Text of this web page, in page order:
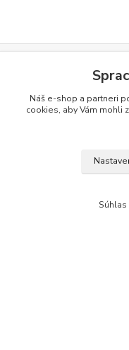
Súhlasím sospracovaním
Náš e-shop a partneri
cookies, aby Vám mohli